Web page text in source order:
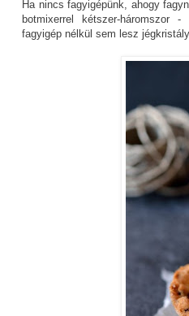
Ha nincs fagyigépünk, ahogy
botmixerrel kétszer-háromszor
fagyigép nélkül sem lesz